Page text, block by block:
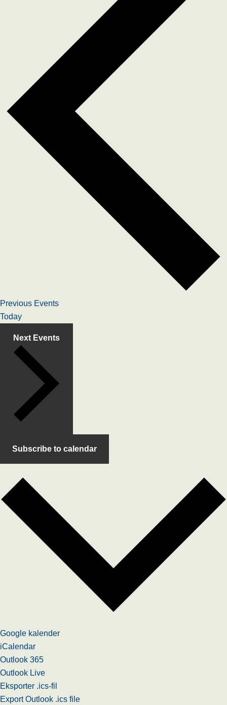
Previous Events
Today
Next Events
Subscribe to calendar
Google kalender
iCalendar
Outlook 365
Outlook Live
Eksporter .ics-fil
Export Outlook .ics file